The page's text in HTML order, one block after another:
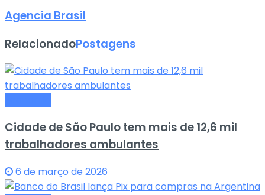
Agencia Brasil
RelacionadoPostagens
Cidade de São Paulo tem mais de 12,6 mil
trabalhadores ambulantes
6 de março de 2026